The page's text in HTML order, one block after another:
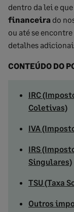
dentro da lei e que
financeira do
ou até se
detalhes
CONTEÚDO DO
IRC
Coletivas)
IVA
IRS
Singulares)
TSU (Taxa
Outros